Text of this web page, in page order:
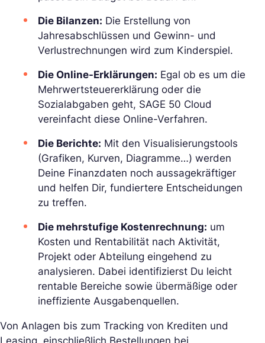
Die Bilanzen: Die Erstellung von
Jahresabschlüssen und Gewinn- und
Verlustrechnungen wird zum Kinderspiel.
Die Online-Erklärungen: Egal ob es um die
Mehrwertsteuererklärung oder die
Sozialabgaben geht, SAGE 50 Cloud
vereinfacht diese Online-Verfahren.
Die Berichte: Mit den Visualisierungstools
(Grafiken, Kurven, Diagramme…) werden
Deine Finanzdaten noch aussagekräftiger
und helfen Dir, fundiertere Entscheidungen
zu treffen.
Die mehrstufige Kostenrechnung: um
Kosten und Rentabilität nach Aktivität,
Projekt oder Abteilung eingehend zu
analysieren. Dabei identifizierst Du leicht
rentable Bereiche sowie übermäßige oder
ineffiziente Ausgabenquellen.
Von Anlagen bis zum Tracking von Krediten und